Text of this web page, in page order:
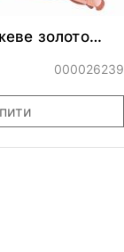
золото
000026239